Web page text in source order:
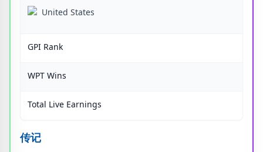
United States
GPI Rank
WPT Wins
Total Live Earnings
传记